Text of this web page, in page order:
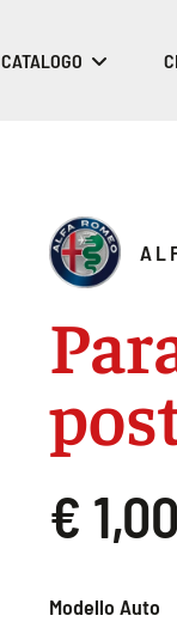
CATALOGO
€
Modello Auto